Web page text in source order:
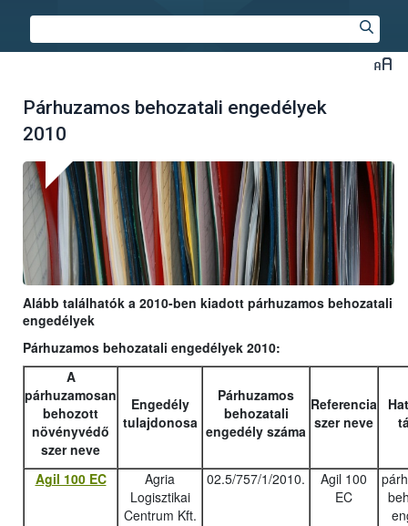
Párhuzamos behozatali engedélyek
2010
Alább találhatók a 2010-ben kiadott párhuzamos behozatali
engedélyek
Párhuzamos behozatali engedélyek 2010:
A
párhuzamosan
behozott
növényvédő
szer neve
Engedély
tulajdonosa
Párhuzamos
behozatali
engedély száma
Referencia
szer neve
Agil 100 EC
Agria
Logisztikai
Centrum Kft.
02.5/757/1/2010.
Agil 100
EC